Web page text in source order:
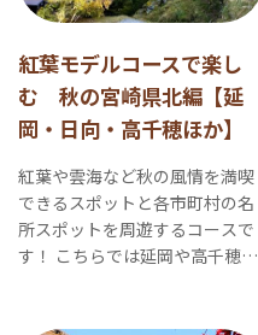
紅葉モデルコースで楽し
む 秋の宮崎県北編【延
岡・日向・高千穂ほか】
紅葉や雲海など秋の風情を満喫
できるスポットと各市町村の名
所スポットを周遊するコースで
す！ こちらでは延岡や高千穂な